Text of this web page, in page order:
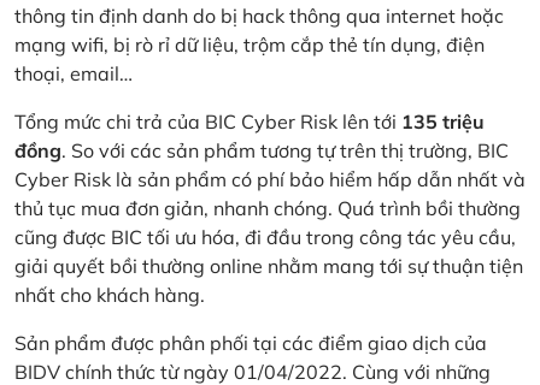
thông tin định danh do bị hack thông qua internet hoặc
mạng wifi, bị rò rỉ dữ liệu, trộm cắp thẻ tín dụng, điện
thoại, email…
Tổng mức chi trả của BIC Cyber Risk lên tới 135 triệu
đồng. So với các sản phẩm tương tự trên thị trường, BIC
Cyber Risk là sản phẩm có phí bảo hiểm hấp dẫn nhất và
thủ tục mua đơn giản, nhanh chóng. Quá trình bồi thường
cũng được BIC tối ưu hóa, đi đầu trong công tác yêu cầu,
giải quyết bồi thường online nhằm mang tới sự thuận tiện
nhất cho khách hàng.
Sản phẩm được phân phối tại các điểm giao dịch của
BIDV chính thức từ ngày 01/04/2022. Cùng với những